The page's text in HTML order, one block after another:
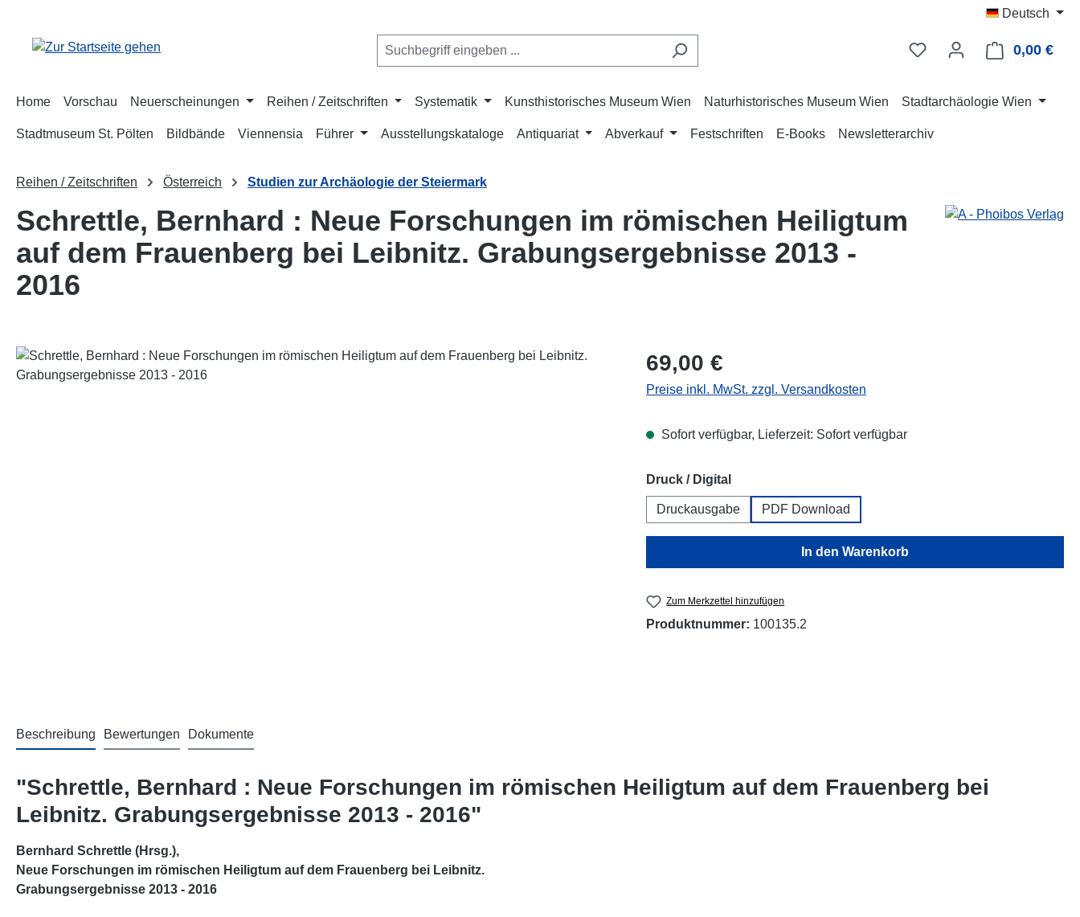
Deutsch
0,00 €
Home Vorschau Neuerscheinungen Reihen / Zeitschriften Systematik Kunsthistorisches Museum Wien Naturhistorisches Museum Wien Stadtarchäologie Wien
Stadtmuseum St. Pölten Bildbände Viennensia Führer Ausstellungskataloge Antiquariat Abverkauf Festschriften E-Books Newsletterarchiv
Reihen / Zeitschriften Österreich Studien zur Archäologie der Steiermark
Schrettle, Bernhard : Neue Forschungen im römischen Heiligtum
auf dem Frauenberg bei Leibnitz. Grabungsergebnisse 2013 -
2016
Bildergalerie überspringen Regulärer Preis:
69,00 €
Preise inkl. MwSt. zzgl. Versandkosten
Sofort verfügbar, Lieferzeit: Sofort verfügbar
Druck / Digitalauswählen
Druckausgabe PDF Download
In den Warenkorb
Zum Merkzettel hinzufügen
Produktnummer: 100135.2
Beschreibung Bewertungen Dokumente
"Schrettle, Bernhard : Neue Forschungen im römischen Heiligtum auf dem Frauenberg bei
Leibnitz. Grabungsergebnisse 2013 - 2016"
Bernhard Schrettle (Hrsg.),
Neue Forschungen im römischen Heiligtum auf dem Frauenberg bei Leibnitz.
Grabungsergebnisse 2013 - 2016